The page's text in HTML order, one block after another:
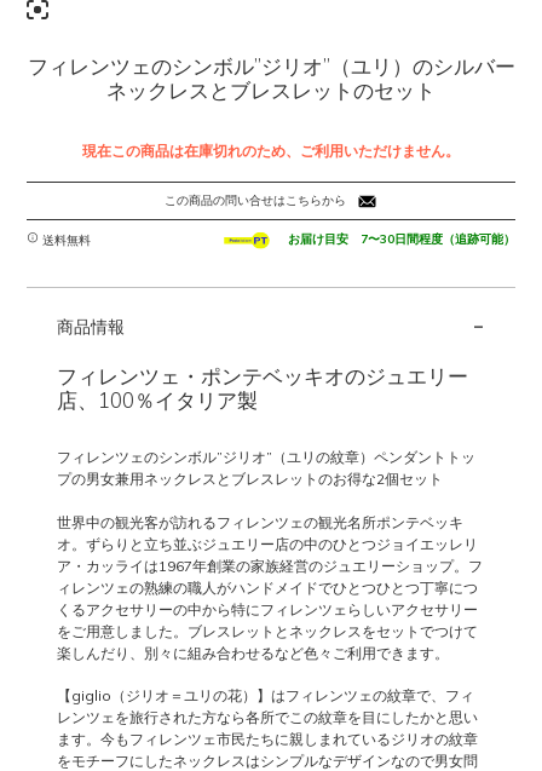
フィレンツェのシンボル”ジリオ”（ユリ）のシルバー
ネックレスとブレスレットのセット
現在この商品は在庫切れのため、ご利用いただけません。
この商品の問い合せはこちらから
送料無料 お届け目安 7〜30日間程度（追跡可能）
商品情報 -
フィレンツェ・ポンテベッキオのジュエリー
店、100％イタリア製
フィレンツェのシンボル”ジリオ”（ユリの紋章）ペンダントトッ
プの男女兼用ネックレスとブレスレットのお得な2個セット
世界中の観光客が訪れるフィレンツェの観光名所ポンテベッキ
オ。ずらりと立ち並ぶジュエリー店の中のひとつジョイエッレリ
ア・カッライは1967年創業の家族経営のジュエリーショップ。フ
ィレンツェの熟練の職人がハンドメイドでひとつひとつ丁寧につ
くるアクセサリーの中から特にフィレンツェらしいアクセサリー
をご用意しました。ブレスレットとネックレスをセットでつけて
楽しんだり、別々に組み合わせるなど色々ご利用できます。
【giglio（ジリオ＝ユリの花）】はフィレンツェの紋章で、フィ
レンツェを旅行された方なら各所でこの紋章を目にしたかと思い
ます。今もフィレンツェ市民たちに親しまれているジリオの紋章
をモチーフにしたネックレスはシンプルなデザインなので男女問